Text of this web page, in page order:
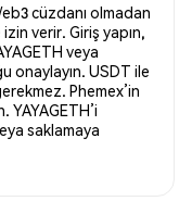
cüzdanı olmadan
verir. Giriş yapın,
veya
onaylayın. USDT ile
Phemex’in
YAYAGETH’i
saklamaya